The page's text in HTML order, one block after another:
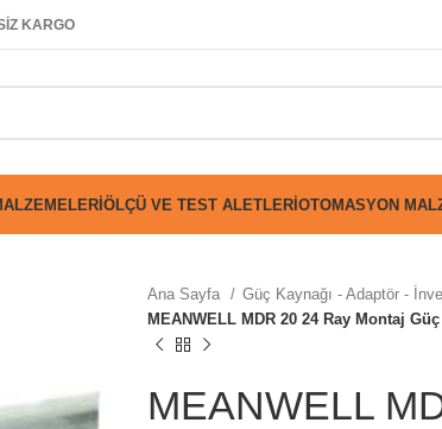
KARGO
ÖLÇÜ VE TEST ALETLERIOTOMASYON
Ana Sayfa Güç Kaynağı - Adaptör -
MEANWELL MDR 20 24 Ray Montaj Güç
MEANWELL